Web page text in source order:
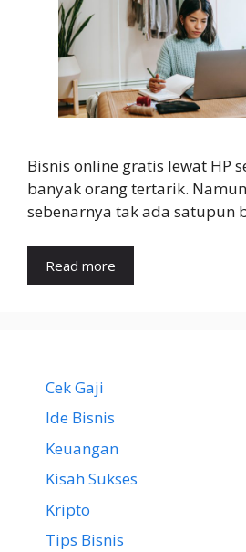
Bisnis online gratis lewat HP
banyak orang tertarik.
sebenarnya tak ada satupun
Read more
Cek Gaji
Ide Bisnis
Keuangan
Kisah Sukses
Kripto
Tips Bisnis